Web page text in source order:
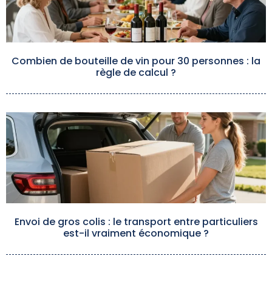
Combien de bouteille de vin pour 30 personnes : la
règle de calcul ?
Envoi de gros colis : le transport entre particuliers
est-il vraiment économique ?